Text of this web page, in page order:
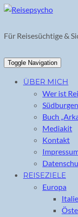
Skip
content
Für Reisesüchtige &
Toggle Navigation
ÜBER MICH
Wer ist
Buch
Mediakit
Kontakt
REISEZIELE
Europa